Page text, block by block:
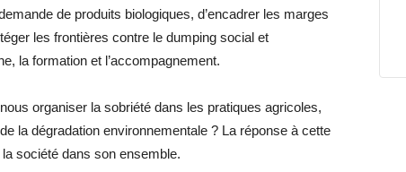
de produits biologiques, d’encadrer les marges
les frontières contre le dumping social et
la formation et l’accompagnement.
organiser la sobriété dans les pratiques agricoles,
la dégradation environnementale ? La réponse à cette
la société dans son ensemble.